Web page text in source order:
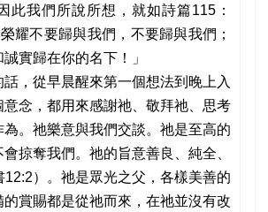
此我們所說所想，就如詩篇115：
耀不要歸與我們，不要歸與我們；
實歸在你的名下！」
，從早晨醒來第一個想法到晚上入
意念，都用來感謝祂、敬拜祂、思考
。祂樂意與我們交談。祂是至高的
掠奪我們。祂的旨意善良、純全、
12:2）。祂是眾光之父，各樣美善的
的賞賜都是從祂而來，在祂並沒有改